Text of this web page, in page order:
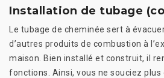
Installation de tubage
Le tubage de cheminée sert à
d’autres produits de combustion à
maison. Bien installé et construit, il
fonctions. Ainsi, vous ne souciez plus